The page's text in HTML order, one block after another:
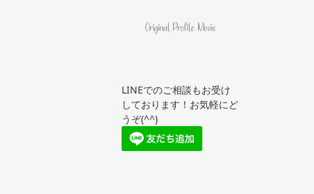
LINEでのご相談もお受け
しております！お気軽にど
うぞ(^^)